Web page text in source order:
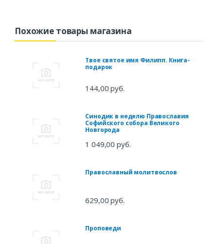
Похожие товары магазина
Твое святое имя Филипп. Книга-
подарок
144,00 руб.
Синодик в неделю Православия
Софийского собора Великого
Новгорода
1 049,00 руб.
Православный молитвослов
629,00 руб.
Проповеди